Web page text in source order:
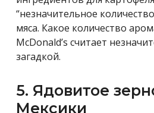
“незначительное
мяса. Какое количество
McDonald’s считает
загадкой.
5. Ядовитое
Мексики